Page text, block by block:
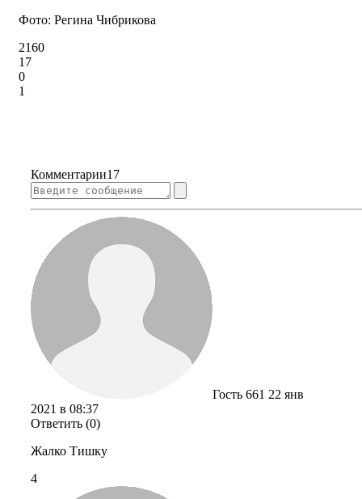
Фото: Регина Чибрикова
2160
17
0
1
Комментарии17
Гость 661 22 янв
2021 в 08:37
Ответить (0)
Жалко Тишку
4